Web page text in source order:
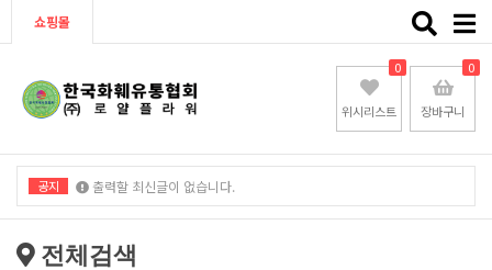
쇼핑몰
Toggle
위시리스트
0
장바구니
0
공지 출력할 최신글이 없습니다.
출력할 최신글이 없습니다.
전체검색